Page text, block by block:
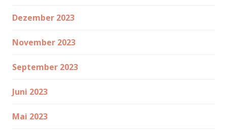
Dezember 2023
November 2023
September 2023
Juni 2023
Mai 2023